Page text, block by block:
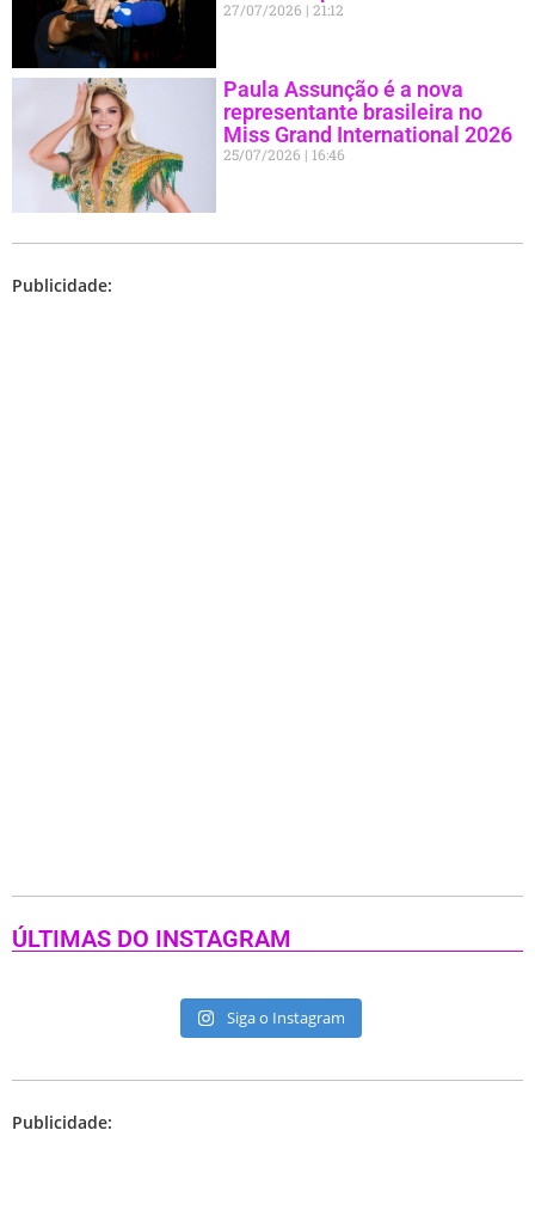
27/07/2026 21:12
Paula Assunção é a nova
representante brasileira no
Miss Grand International 2026
25/07/2026 16:46
Publicidade:
ÚLTIMAS DO INSTAGRAM
Siga o Instagram
Publicidade: